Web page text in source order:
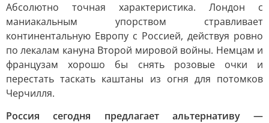
Абсолютно точная характеристика. Лондон с
маниакальным упорством стравливает
континентальную Европу с Россией, действуя ровно
по лекалам кануна Второй мировой войны. Немцам и
французам хорошо бы снять розовые очки и
перестать таскать каштаны из огня для потомков
Черчилля.
Россия сегодня предлагает альтернативу —